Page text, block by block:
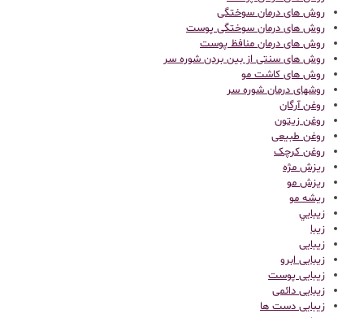
روش های درمان سوختگی
روش های درمان سوختگی پوست
روش های درمان منافظ پوست
روش های سنتی از بین بردن شوره سر
روش های کاشت مو
روشهای درمان شوره سر
روغن آرگان
روغن زیتون
روغن طبیعی
روغن کرچک
ریزش مژه
ریزش مو
ریشه مو
زيبايي
زیبا
زیبایی
زیبایی ابرو
زیبایی پوست
زیبایی دائمی
زیبایی دست ها